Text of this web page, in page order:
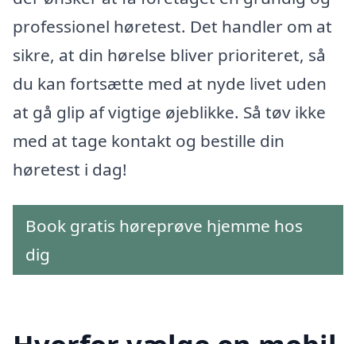
professionel høretest. Det handler om at
sikre, at din hørelse bliver prioriteret, så
du kan fortsætte med at nyde livet uden
at gå glip af vigtige øjeblikke. Så tøv ikke
med at tage kontakt og bestille din
høretest i dag!
Book gratis høreprøve hjemme hos
dig